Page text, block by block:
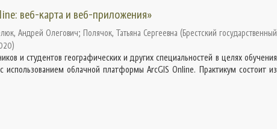
веб-карта и веб-приложения»
Андрей Олегович; Полячок, Татьяна Сергеевна (Брестский государственный
)
и студентов географических и других специальностей в целях обучения
использованием облачной платформы ArcGIS Online. Практикум состоит из